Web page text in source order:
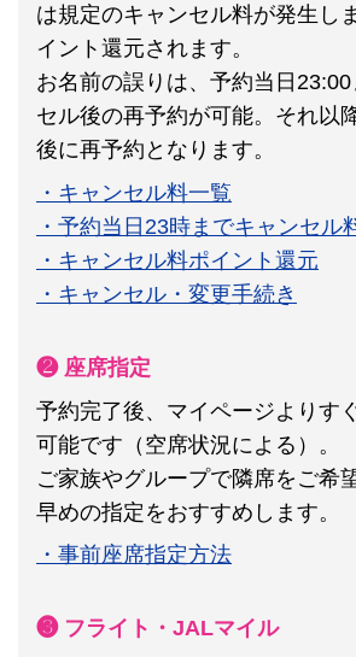
は規定のキャンセル料が発生し
イント還元されます。
お名前の誤りは、予約当日
セル後の再予約が可能。それ以
後に再予約となります。
・キャンセル料一覧
・予約当日23時までキャンセル
・キャンセル料ポイント還元
・キャンセル・変更手続き
❷ 座席指定
予約完了後、マイページよりす
可能です（空席状況による）。
ご家族やグループで隣席をご希
早めの指定をおすすめします。
・事前座席指定方法
❸ フライト・JALマイル